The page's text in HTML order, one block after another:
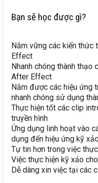
Bạn sẽ học được gì?
Nắm vững các kiến thức
Effect
Nhanh chóng thành thạo
After Effect
Nắm được các hiệu ứng
nhanh chóng sử dụng
Thực hiện tốt các clip
truyền hình
Ứng dụng linh hoạt vào
dụng đến hiệu ứng kỹ
Tự tin hơn trong việc
Việc thực hiện kỹ xảo
Dễ dàng xin việc tại các